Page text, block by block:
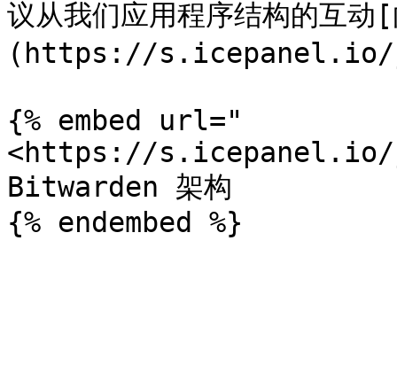
议从我们应用程序结构的互
(https://s.icepanel.io/
{% embed url="
<https://s.icepanel.io/
Bitwarden 架构